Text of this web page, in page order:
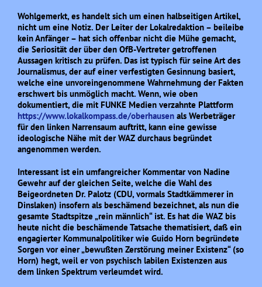
Wohlgemerkt, es handelt sich um einen halbseitigen Artikel,
nicht um eine Notiz. Der Leiter der Lokalredaktion – beileibe
kein Anfänger – hat sich offenbar nicht die Mühe gemacht,
die Seriosität der über den OfB-Vertreter getroffenen
Aussagen kritisch zu prüfen. Das ist typisch für seine Art des
Journalismus, der auf einer verfestigten Gesinnung basiert,
welche eine unvoreingenommene Wahrnehmung der Fakten
erschwert bis unmöglich macht. Wenn, wie oben
dokumentiert, die mit FUNKE Medien verzahnte Plattform
https://www.lokalkompass.de/oberhausen als Werbeträger
für den linken Narrensaum auftritt, kann eine gewisse
ideologische Nähe mit der WAZ durchaus begründet
angenommen werden.
Interessant ist ein umfangreicher Kommentar von Nadine
Gewehr auf der gleichen Seite, welche die Wahl des
Beigeordneten Dr. Palotz (CDU, vormals Stadtkämmerer in
Dinslaken) insofern als beschämend bezeichnet, als nun die
gesamte Stadtspitze „rein männlich“ ist. Es hat die WAZ bis
heute nicht die beschämende Tatsache thematisiert, daß ein
engagierter Kommunalpolitiker wie Guido Horn begründete
Sorgen vor einer „bewußten Zerstörung meiner Existenz“ (so
Horn) hegt, weil er von psychisch labilen Existenzen aus
dem linken Spektrum verleumdet wird.